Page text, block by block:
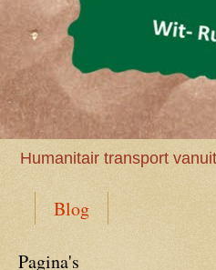
Humanitair transport
Blog
Pagina's